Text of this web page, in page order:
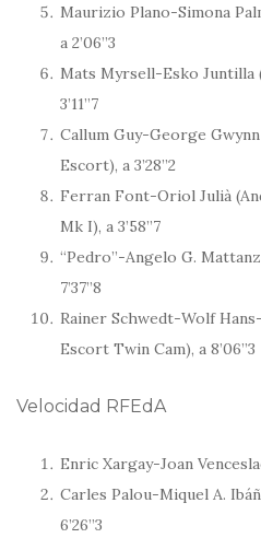
Maurizio Plano-Simona
a 2’06’’3
Mats Myrsell-Esko Juntilla
3’11’’7
Callum Guy-George
Escort), a 3’28’’2
Ferran Font-Oriol Julià
Mk I), a 3’58’’7
“Pedro”-Angelo G.
7’37’’8
Rainer Schwedt-Wolf
Escort Twin Cam), a 8’06”3
Velocidad RFEdA
Enric Xargay-Joan
Carles Palou-Miquel A.
6’26”3